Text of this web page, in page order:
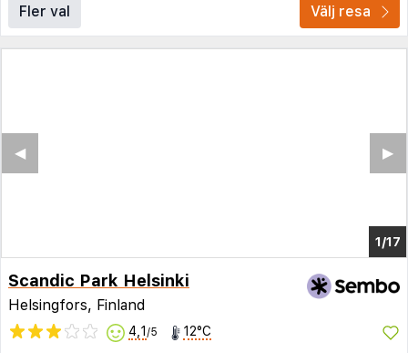
Fler val Välj resa
1/12
▶︎
◀︎
Scandic Park Helsinki
Helsingfors, Finland
4,1 /5 12°C